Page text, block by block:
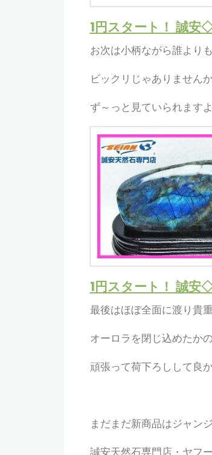
1円スタート！ 誠
お次は小柄ながら誰より
ビックリじゃありません
ず～っと見ていられます
1円スタート！ 誠
最後はほぼ全面に渡り貴
オーロラを閉じ込めたか
頑張って荷下ろしして良
まだまだ新商品はジャン
誠安天然石専門店・ヤフ